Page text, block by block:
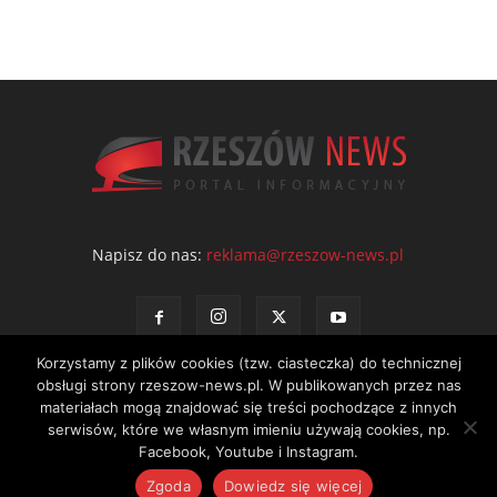
Napisz do nas: reklama@rzeszow-news.pl
Kontakt Polityka prywatności Regulamin portalu
© NEWS Sp. z o.o. - wydawca portalu Rzeszów News. Wszystkie prawa
zastrzeżone. Tel.: 601 97 55 30
Korzystamy z plików cookies (tzw. ciasteczka) do technicznej
obsługi strony rzeszow-news.pl. W publikowanych przez nas
materiałach mogą znajdować się treści pochodzące z innych
serwisów, które we własnym imieniu używają cookies, np.
Facebook, Youtube i Instagram.
Zgoda
Dowiedz się więcej